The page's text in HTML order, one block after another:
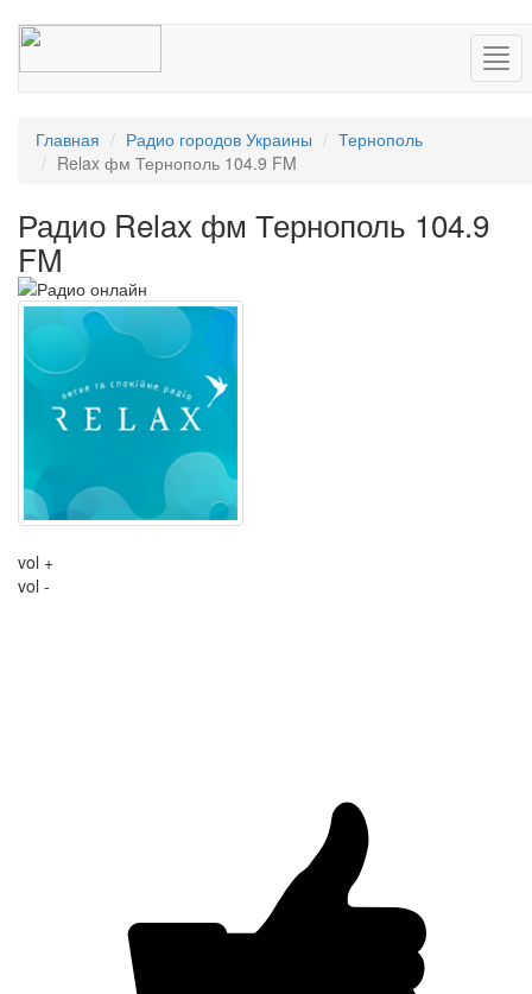
Главная Радио городов Украины
Тернополь
Relax фм Тернополь 104.9 FM
Радио Relax фм Тернополь 104.9
FM
vol +
vol -